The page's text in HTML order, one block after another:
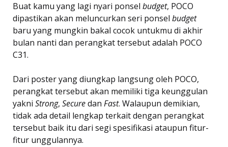
Buat kamu yang lagi nyari ponsel budget, POCO
dipastikan akan meluncurkan seri ponsel budget
baru yang mungkin bakal cocok untukmu di akhir
bulan nanti dan perangkat tersebut adalah POCO
C31.
Dari poster yang diungkap langsung oleh POCO,
perangkat tersebut akan memiliki tiga keunggulan
yakni Strong, Securedan Fast. Walaupun demikian,
tidak ada detail lengkap terkait dengan perangkat
tersebut baik itu dari segi spesifikasi ataupun fitur-
fitur unggulannya.